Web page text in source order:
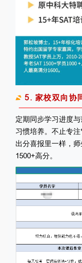
5. 家校双向协
定期同步学习进度
习惯培养。不止专
出分喜报里一样，
1500+高分。